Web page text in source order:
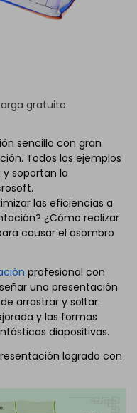
gratuita
sencillo con gran
Todos los ejemplos
soportan la
las eficiencias a
¿Cómo realizar
causar el asombro
profesional con
una presentación
arrastrar y soltar.
y las formas
diapositivas.
logrado con